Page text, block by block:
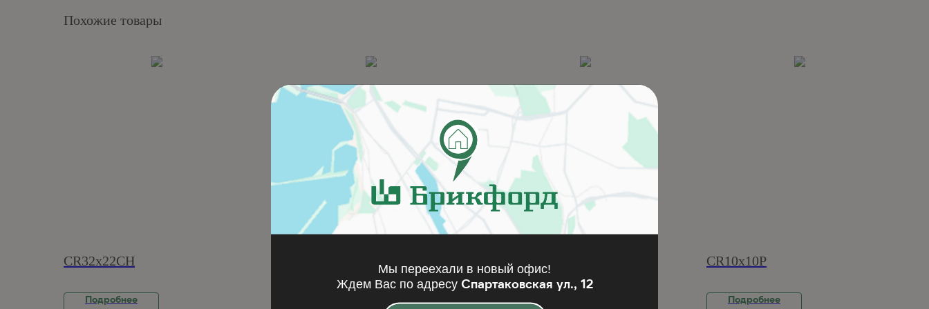
Похожие товары
CR32x22CH
Подробнее
KN18A CR10x10P
Подробнее
Мы переехали в новый офис!
Ждем Вас по адресу Спартаковская ул., 12